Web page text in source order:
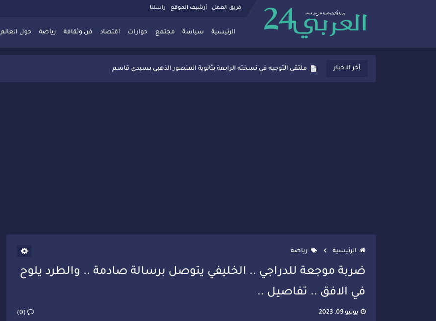
فريق العمل أرشيف الموقع راسلنا
الرئيسية سياسة مجتمع حوارات اقتصاد فن وثقافة رياضة حول العالم
أخر الاخبار
ثانوية المنصور الذهبي بسيدي قاسم تُعزّز ثقافة التوجيه المدرسي بمبادرة نوعية تجمع بين التفاعل والتكريم
ملتقى التوجيه في نسخته الرابعة بثانوية المنصور الذهبي بسيدي قاسم
الرئيسية رياضة
ضربة موجعة للدراجي .. الخليفي يتوصل برسالة صادمة .. والطرد يلوح
في الافق .. تفاصيل ..
يونيو 09, 2023 (0)